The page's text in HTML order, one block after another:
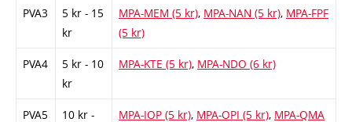
PVA3
5 kr - 15
kr
MPA-MEM (5 kr), MPA-NAN (5 kr), MPA-FPF
(5 kr)
PVA4
5 kr - 10
kr
MPA-KTE (5 kr), MPA-NDO (6 kr)
PVA5
10 kr -
MPA-IOP (5 kr), MPA-OPI (5 kr), MPA-QMA